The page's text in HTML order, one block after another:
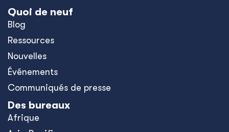
Quoi de neuf
Blog
Ressources
Nouvelles
Événements
Communiqués de presse
Des bureaux
Afrique